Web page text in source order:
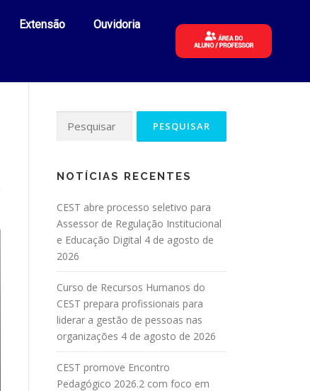
Extensão Ouvidoria
NOTÍCIAS RECENTES
CEST abre processo seletivo para
Assessor de Regulação Institucional
e Educação Digital 4 de agosto de
2026
Curso de Recursos Humanos do
CEST prepara profissionais para
liderar a gestão de pessoas nas
organizações 4 de agosto de 2026
CEST promove Encontro
Pedagógico 2026.2 com foco em